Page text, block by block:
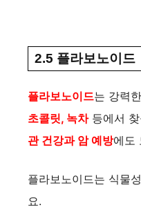
2.5 플라보노이드
플라보노이드는 강력
초콜릿, 녹차등에서 찾
관 건강과 암 예방에도
플라보노이드는 식물
요.